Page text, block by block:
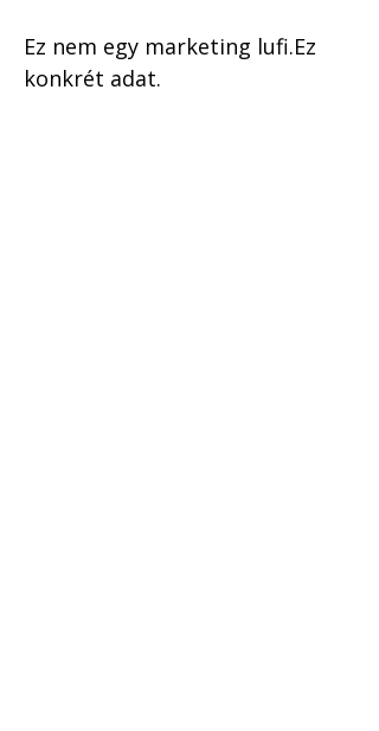
Ez nem egy marketing lufi.Ez
konkrét adat.